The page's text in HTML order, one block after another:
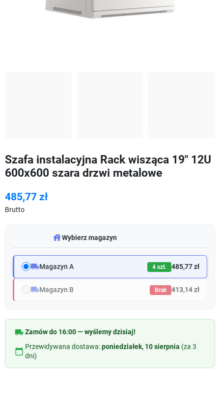
Szafa instalacyjna Rack wisząca 19" 12U
600x600 szara drzwi metalowe
485,77 zł
Brutto
warehouseWybierz magazyn
local_shippingMagazyn A 4 szt. 485,77 zł
local_shippingMagazyn B Brak 413,14 zł
local_shippingZamów do 16:00 — wyślemy dzisiaj!
calendar_today
Przewidywana dostawa:poniedziałek, 10 sierpnia (za 3
dni)